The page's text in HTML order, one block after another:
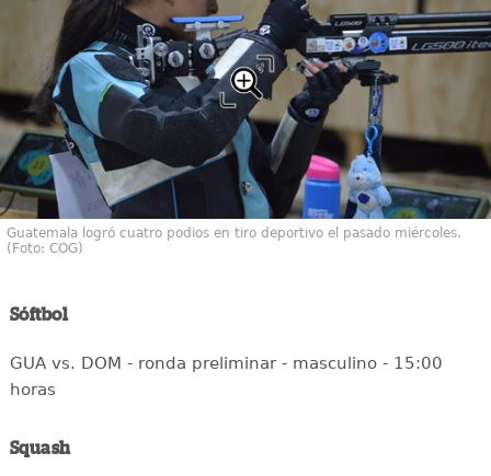
Guatemala logró cuatro podios en tiro deportivo el pasado miércoles.
(Foto: COG)
Sóftbol
GUA vs. DOM - ronda preliminar - masculino - 15:00
horas
Squash